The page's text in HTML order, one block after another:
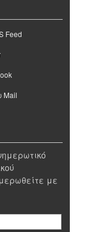
Feed
Mail
με